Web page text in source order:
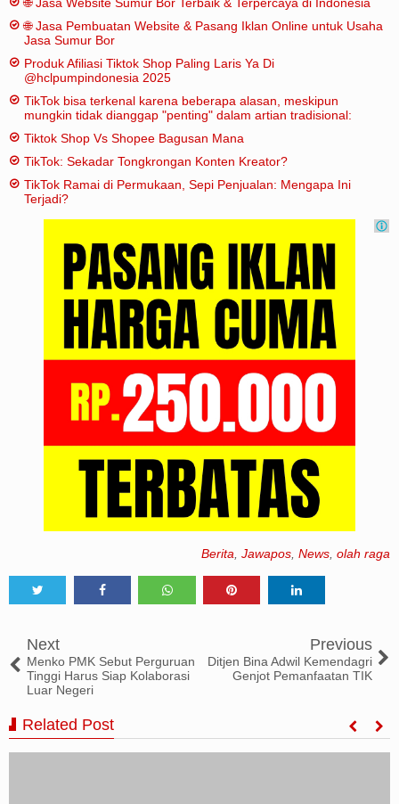
🌐 Jasa Pembuatan Website & Pasang Iklan Online untuk Usaha
Jasa Sumur Bor
Produk Afiliasi Tiktok Shop Paling Laris Ya Di
@hclpumpindonesia 2025
TikTok bisa terkenal karena beberapa alasan, meskipun
mungkin tidak dianggap "penting" dalam artian tradisional:
Tiktok Shop Vs Shopee Bagusan Mana
TikTok: Sekadar Tongkrongan Konten Kreator?
TikTok Ramai di Permukaan, Sepi Penjualan: Mengapa Ini
Terjadi?
Berita Jawapos News olah raga
Next
Menko PMK Sebut Perguruan
Tinggi Harus Siap Kolaborasi
Luar Negeri
Previous
Ditjen Bina Adwil Kemendagri
Genjot Pemanfaatan TIK
Related Post